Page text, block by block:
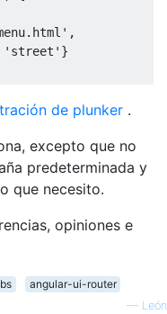
,
'street' }
de plunker .
excepto que no
predeterminada y
que necesito.
opiniones e
angular-ui-router
— León